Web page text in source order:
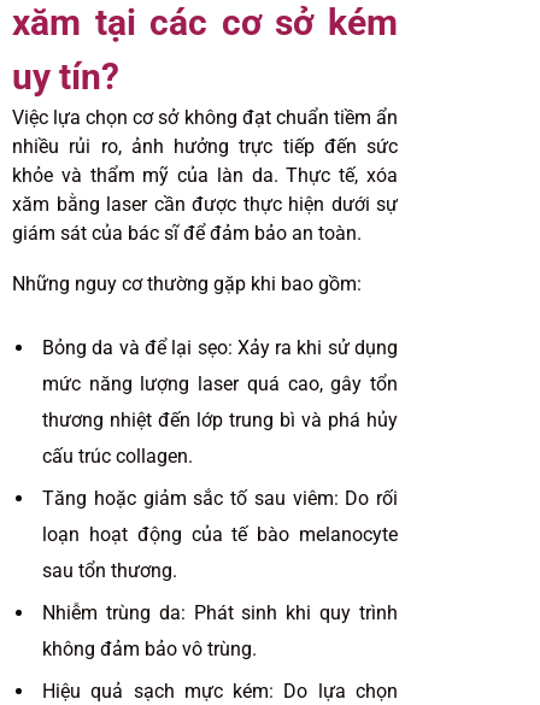
xăm tại các cơ sở kém
uy tín?
Việc lựa chọn cơ sở không đạt chuẩn tiềm ẩn
nhiều rủi ro, ảnh hưởng trực tiếp đến sức
khỏe và thẩm mỹ của làn da. Thực tế, xóa
xăm bằng laser cần được thực hiện dưới sự
giám sát của bác sĩ để đảm bảo an toàn.
Những nguy cơ thường gặp khi bao gồm:
Bỏng da và để lại sẹo: Xảy ra khi sử dụng
mức năng lượng laser quá cao, gây tổn
thương nhiệt đến lớp trung bì và phá hủy
cấu trúc collagen.
Tăng hoặc giảm sắc tố sau viêm: Do rối
loạn hoạt động của tế bào melanocyte
sau tổn thương.
Nhiễm trùng da: Phát sinh khi quy trình
không đảm bảo vô trùng.
Hiệu quả sạch mực kém: Do lựa chọn